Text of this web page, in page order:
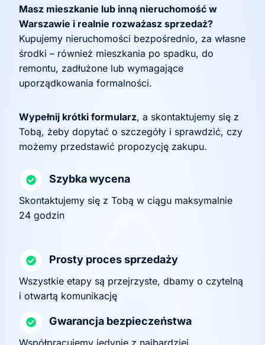
Masz mieszkanie lub inną nieruchomość w
Warszawie i realnie rozważasz sprzedaż?
Kupujemy nieruchomości bezpośrednio, za własne
środki – również mieszkania po spadku, do
remontu, zadłużone lub wymagające
uporządkowania formalności.
Wypełnij krótki formularz, a skontaktujemy się z
Tobą, żeby dopytać o szczegóły i sprawdzić, czy
możemy przedstawić propozycję zakupu.
Szybka wycena
Skontaktujemy się z Tobą w ciągu maksymalnie
24 godzin
Prosty proces sprzedaży
Wszystkie etapy są przejrzyste, dbamy o czytelną
i otwartą komunikację
Gwarancja bezpieczeństwa
Współpracujemy jedynie z najbardziej